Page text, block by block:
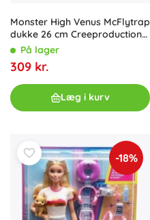
Monster High Venus McFlytrap
dukke 26 cm Creeproduction
med tilbehør og kæledyr
På lager
309 kr.
Læg i kurv
-18%